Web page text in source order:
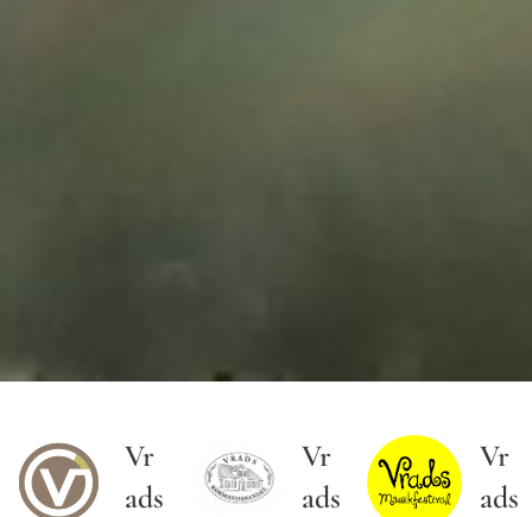
Vr
ads
Vr
ads
Vr
ads